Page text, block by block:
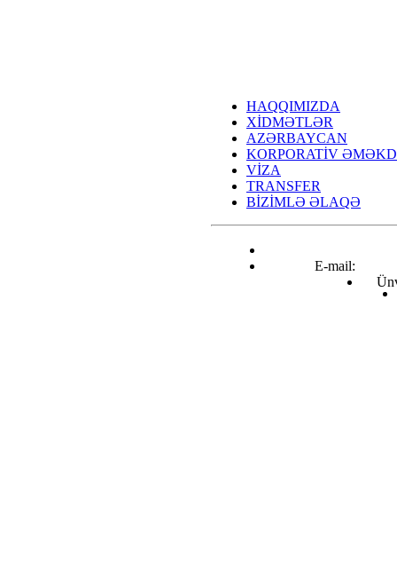
HAQQIMIZDA
XİDMƏTLƏR
AZƏRBAYCAN
KORPORATİV
VİZA
TRANSFER
BİZİMLƏ ƏLAQƏ
E-mail:
info@airtravel.az
Nizami küçəsi 221C, Bakı